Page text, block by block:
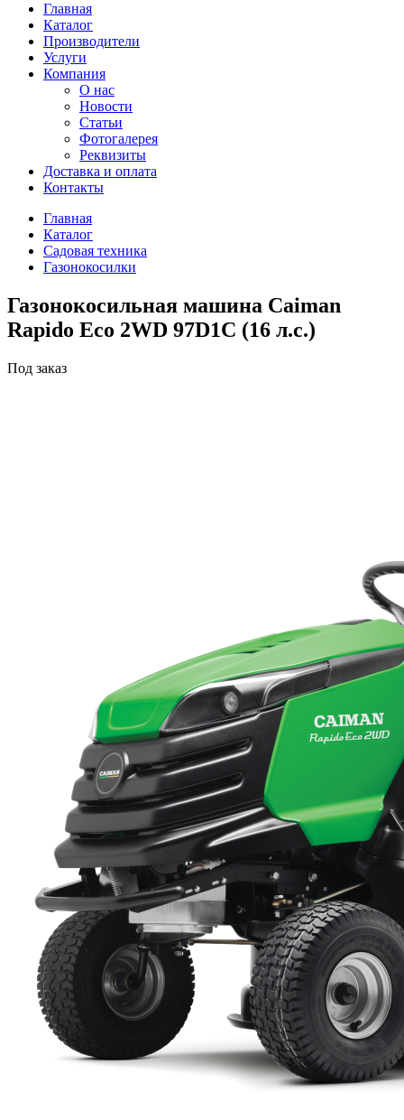
Главная
Каталог
Производители
Услуги
Компания
О нас
Новости
Статьи
Фотогалерея
Реквизиты
Доставка и оплата
Контакты
Главная
Каталог
Садовая техника
Газонокосилки
Газонокосильная машина Caiman
Rapido Eco 2WD 97D1C (16 л.с.)
Под заказ